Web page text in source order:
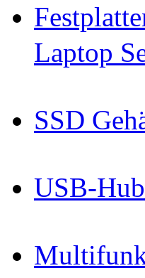
Laptop
SSD
USB-Hub